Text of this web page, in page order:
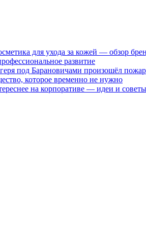
для ухода за кожей — обзор
развитие
под Барановичами произошёл пожар
которое временно не нужно
на корпоративе — идеи и советы